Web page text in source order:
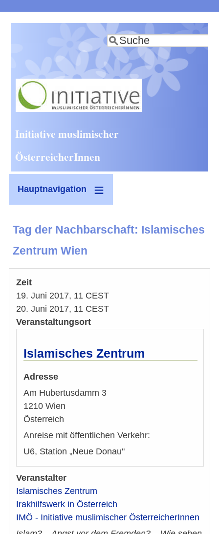
zum
Inhalt
Suche
Initiative muslimischer
ÖsterreicherInnen
Hauptnavigation
Tag der Nachbarschaft: Islamisches
Zentrum Wien
Zeit
19. Juni 2017, 11 CEST
20. Juni 2017, 11 CEST
Veranstaltungsort
Islamisches Zentrum
Adresse
Am Hubertusdamm 3
1210 Wien
Österreich
Anreise mit öffentlichen Verkehr:
U6, Station „Neue Donau"
Veranstalter
Islamisches Zentrum
Irakhilfswerk in Österreich
IMÖ - Initiative muslimischer ÖsterreicherInnen